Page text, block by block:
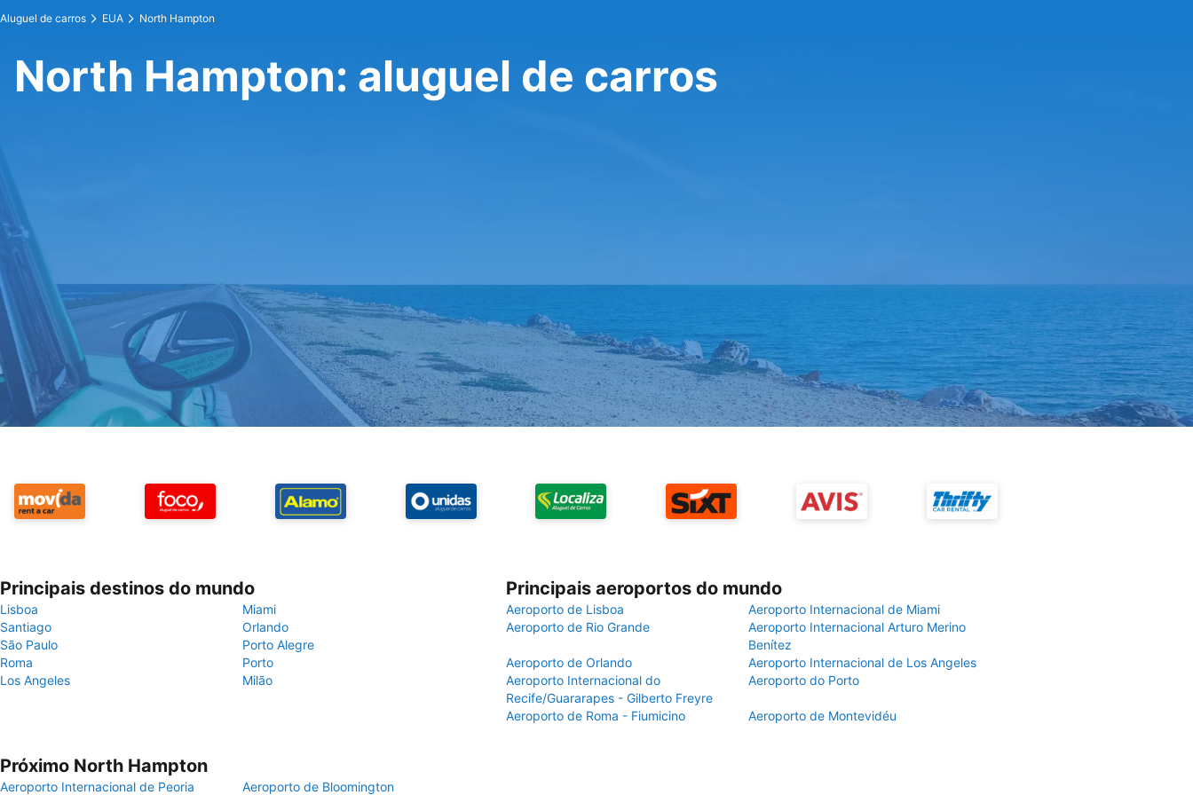
Aluguel de carros EUA North Hampton
North Hampton: aluguel de carros
Principais destinos do mundo
Lisboa
Miami
Santiago
Orlando
São Paulo
Porto Alegre
Roma
Porto
Los Angeles
Milão
Principais aeroportos do mundo
Aeroporto de Lisboa
Aeroporto Internacional de Miami
Aeroporto de Rio Grande
Aeroporto Internacional Arturo Merino
Benítez
Aeroporto de Orlando
Aeroporto Internacional de Los Angeles
Aeroporto Internacional do
Recife/Guararapes - Gilberto Freyre
Aeroporto do Porto
Aeroporto de Roma - Fiumicino Aeroporto de Montevidéu
Próximo North Hampton
Aeroporto Internacional de Peoria Aeroporto de Bloomington